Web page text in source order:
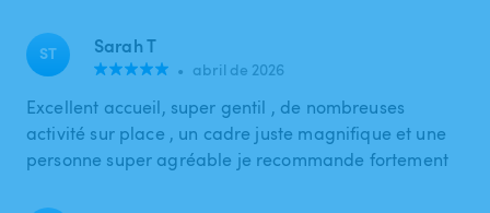
ST Sarah T
• abril de 2026
Excellent accueil, super gentil , de nombreuses
activité sur place , un cadre juste magnifique et une
personne super agréable je recommande fortement